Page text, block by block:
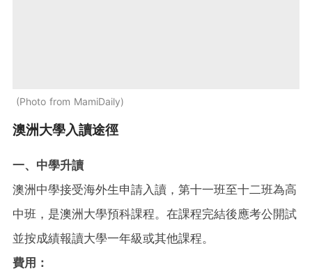
Photo from MamiDaily
澳洲大學入讀途徑
一、中學升讀
澳洲中學接受海外生申請入讀，第十一班至十二班為高
中班，是澳洲大學預科課程。在課程完結後應考公開試
並按成績報讀大學一年級或其他課程。
費用：